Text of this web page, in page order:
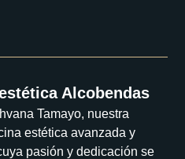
Alcobendas
Tamayo, nuestra
estética avanzada y
pasión y dedicación se